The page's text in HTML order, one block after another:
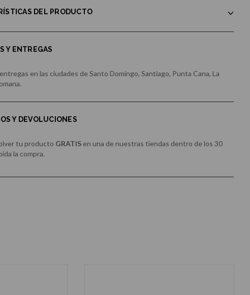
DEL PRODUCTO
Y ENTREGAS
en las ciudades de Santo Domingo, Santiago, Punta Cana, La
Y DEVOLUCIONES
tu producto GRATIS en una de nuestras tiendas dentro de los 30
la compra.